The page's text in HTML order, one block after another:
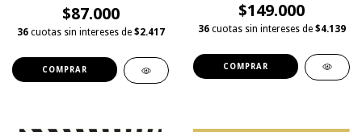
$87.000
36 cuotas sin intereses de $2.417
$149.000
36 cuotas sin intereses de $4.139